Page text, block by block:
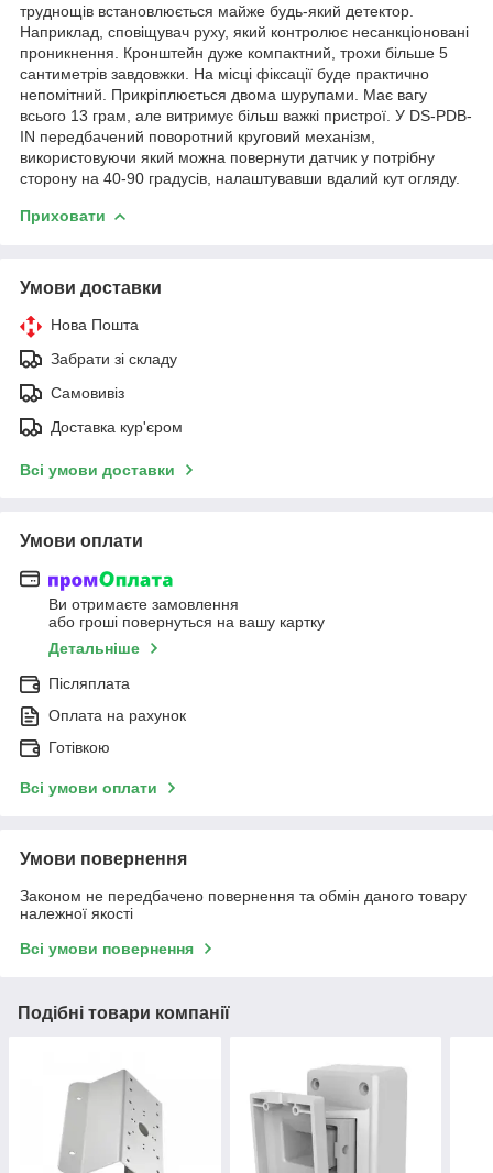
труднощів встановлюється майже будь-який детектор.
Наприклад, сповіщувач руху, який контролює несанкціоновані
проникнення. Кронштейн дуже компактний, трохи більше 5
сантиметрів завдовжки. На місці фіксації буде практично
непомітний. Прикріплюється двома шурупами. Має вагу
всього 13 грам, але витримує більш важкі пристрої. У DS-PDB-
IN передбачений поворотний круговий механізм,
використовуючи який можна повернути датчик у потрібну
сторону на 40-90 градусів, налаштувавши вдалий кут огляду.
Приховати
Умови доставки
Нова Пошта
Забрати зі складу
Самовивіз
Доставка кур'єром
Всі умови доставки
Умови оплати
Ви отримаєте замовлення
або гроші повернуться на вашу картку
Детальніше
Післяплата
Оплата на рахунок
Готівкою
Всі умови оплати
Умови повернення
Законом не передбачено повернення та обмін даного товару
належної якості
Всі умови повернення
Подібні товари компанії